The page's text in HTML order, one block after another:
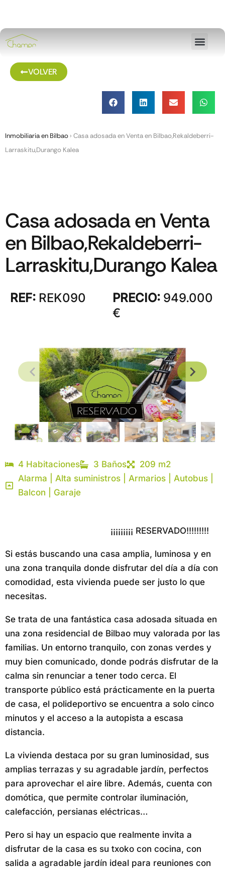
VOLVER
Inmobiliaria en Bilbao › Casa adosada en Venta en Bilbao,Rekaldeberri-
Larraskitu,Durango Kalea
Casa adosada en Venta
en Bilbao,Rekaldeberri-
Larraskitu,Durango Kalea
REF: REK090 PRECIO: 949.000
€
4 Habitaciones 3 Baños
209 m2
Alarma | Alta suministros | Armarios | Autobus |
Balcon | Garaje
¡¡¡¡¡¡¡¡¡ RESERVADO!!!!!!!!!
Si estás buscando una casa amplia, luminosa y en
una zona tranquila donde disfrutar del día a día con
comodidad, esta vivienda puede ser justo lo que
necesitas.
Se trata de una fantástica casa adosada situada en
una zona residencial de Bilbao muy valorada por las
familias. Un entorno tranquilo, con zonas verdes y
muy bien comunicado, donde podrás disfrutar de la
calma sin renunciar a tener todo cerca. El
transporte público está prácticamente en la puerta
de casa, el polideportivo se encuentra a solo cinco
minutos y el acceso a la autopista a escasa
distancia.
La vivienda destaca por su gran luminosidad, sus
amplias terrazas y su agradable jardín, perfectos
para aprovechar el aire libre. Además, cuenta con
domótica, que permite controlar iluminación,
calefacción, persianas eléctricas…
Pero si hay un espacio que realmente invita a
disfrutar de la casa es su txoko con cocina, con
salida a agradable jardín ideal para reuniones con